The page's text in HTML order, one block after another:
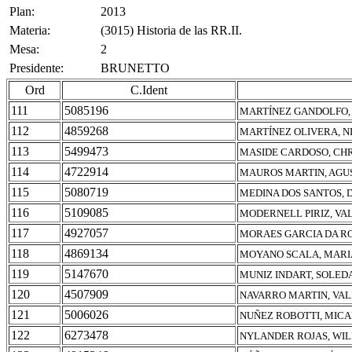
Plan:
2013
Materia:
(3015) Historia de las RR.II.
Mesa:
2
Presidente:
BRUNETTO
Ord
C.Ident
111
5085196 MARTÍNEZ
112 4859268 MARTÍNEZ OLIVERA,
113 5499473 MASIDE CARDOSO,
114 4722914 MAUROS MARTIN,
115 5080719 MEDINA DOS SANTOS,
116 5109085 MODERNELL PIRIZ,
117 4927057 MORAES GARCIA DA
118 4869134 MOYANO SCALA,
119 5147670 MUNIZ INDART,
120 4507909 NAVARRO MARTIN,
121 5006026 NUÑEZ ROBOTTI,
122 6273478 NYLANDER ROJAS,